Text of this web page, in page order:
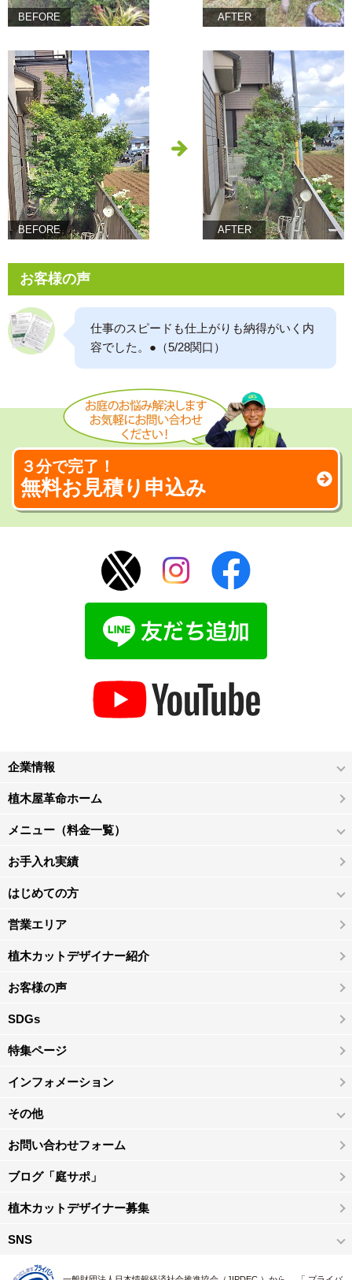
BEFORE AFTER
BEFORE AFTER
お客様の声
仕事のスピードも仕上がりも納得がいく内
容でした。●（5/28関口）
３分で完了！
無料お見積り申込み
企業情報
植木屋革命ホーム
メニュー（料金一覧）
お手入れ実績
はじめての方
営業エリア
植木カットデザイナー紹介
お客様の声
SDGs
特集ページ
インフォメーション
その他
お問い合わせフォーム
ブログ「庭サポ」
植木カットデザイナー募集
SNS